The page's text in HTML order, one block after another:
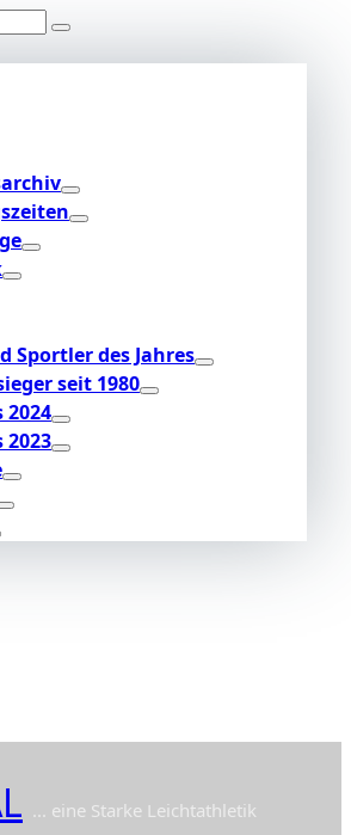
Sportler des Jahres
seit 1980
2024
2023
... eine Starke Leichtathletik